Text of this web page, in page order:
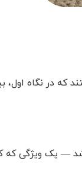
که در نگاه
— یک ویژگی